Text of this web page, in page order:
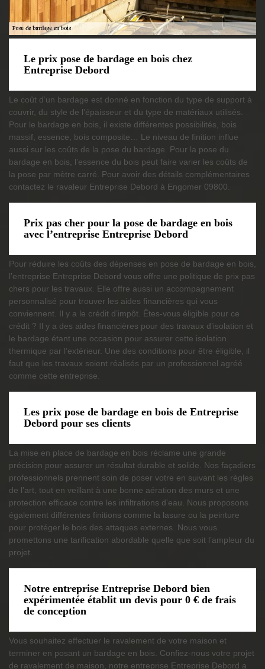
Le prix pose de bardage en bois chez
Entreprise Debord
Le coût d’un bardage est donné en fonction du type de support à
couvrir, du style de l’épaisseur et du type de matériaux utilisés.
Pour le bardage en bois, il existe différentes possibilités, bois
massif, essence, bois composite… Le niveau de finition influe
aussi sur les coûts de la pose du bardage. Pour la pose du
bardage en bois, l’essence du bois peut faire varier les coûts de
la pose par mètre carré. Pour avoir des détails complémentaires
contactez le ravaleur Entreprise Debord à Engomer 09800.
Prix pas cher pour la pose de bardage en bois
avec l’entreprise Entreprise Debord
Pour réduire les coûts des dépenses en pose de bardage en bois,
l’entreprise Entreprise Debord vous offre une politique de prix pas
chers pour les travaux. Elle offre aussi un accompagnement
personnalisé pour trouver les aides financières qui vous
conviennent. Il y a le crédit d’impôt. Êtes-vous éligible pour ce
crédit ? Il y a des aides financières pour des travaux d’isolation et
le bardage étant une occasion pour assurer cette isolation
thermique par l’extérieur. Une des conditions pour être éligible, il
faut que les travaux soient réalisés par un professionnel agréé
comme cette entreprise.
Les prix pose de bardage en bois de Entreprise
Debord pour ses clients
La mise en place de bardage en bois réclame une grande
précision pour assurer un résultat durable et solide. Nos façadiers
professionnels prennent soin de poser votre en suivant les règles
de l’art, tout en veillant à une bonne aération des murs et une
protection efficace contre les infiltrations d’eau. Nous proposons
également différentes finitions comme la lasure ou la peinture
pour protéger le bois des attaques externes. Nous vous
promettons une tarification abordable quelle que soit l’ampleur du
projet.
Notre entreprise Entreprise Debord bien
expérimentée établit un devis pour 0 € de frais
de conception
Vous souhaitez effectuer le ravalement de votre maison et
terminer en posant un bardage en bois. Confiez-nous votre projet
de ravalement de maison, notre entreprise Entreprise Debord a